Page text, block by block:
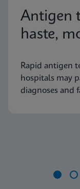
Antigen
haste,
Rapid antigen
hospitals may
diagnoses and